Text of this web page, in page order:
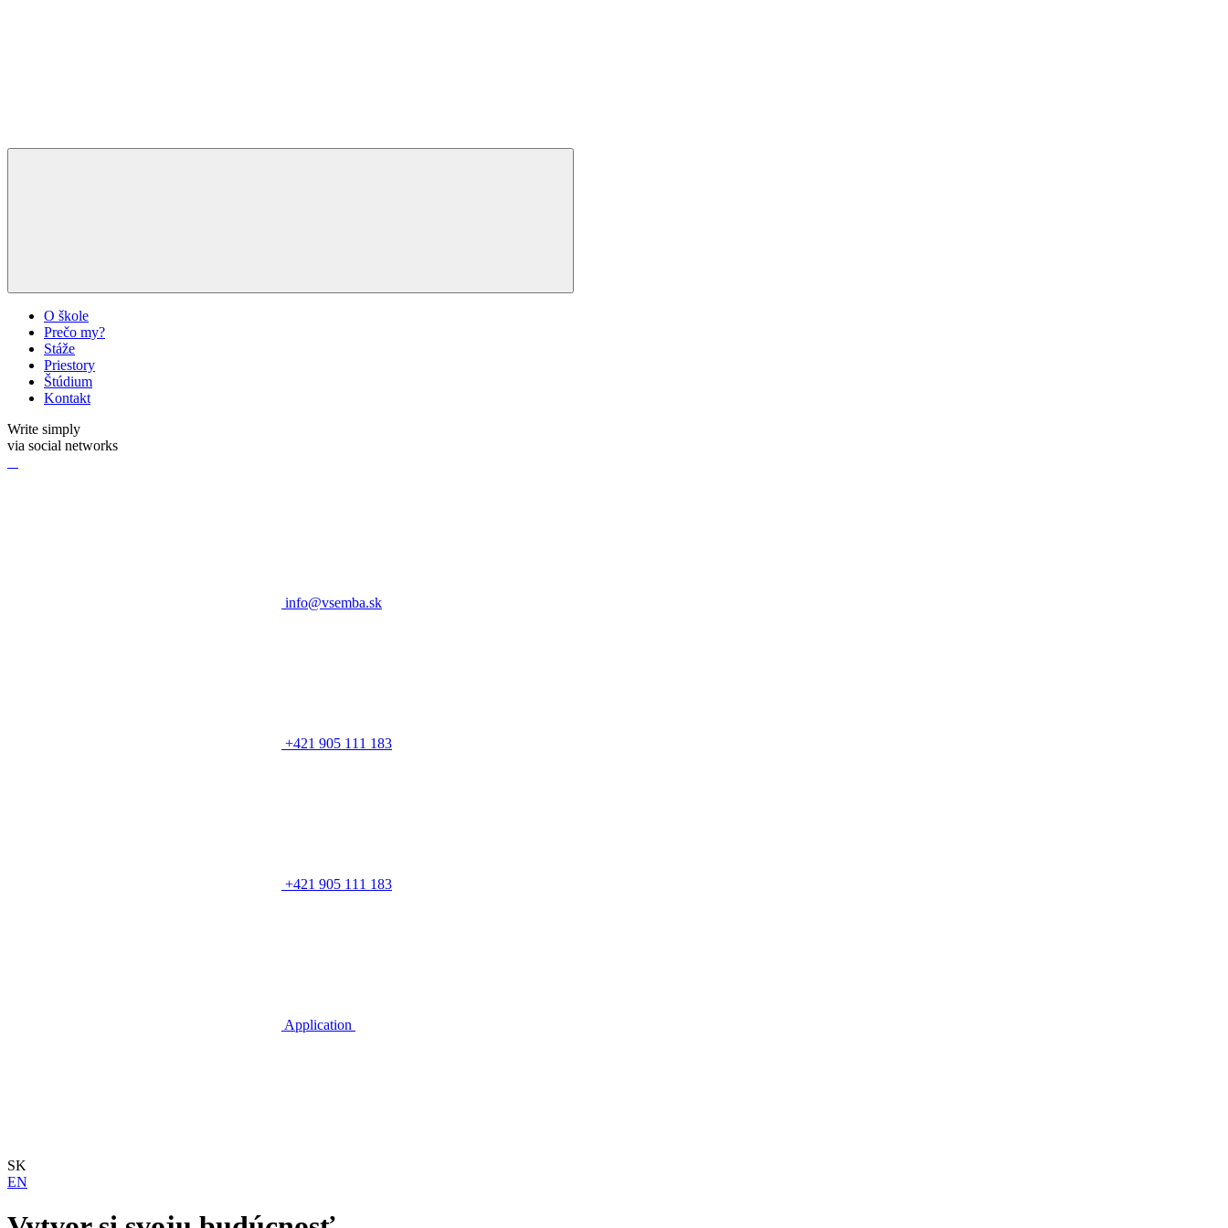
O škole
Prečo my?
Stáže
Priestory
Štúdium
Kontakt
Write simply
via social networks
info@vsemba.sk
+421 905 111 183
+421 905 111 183
Application
SK
EN